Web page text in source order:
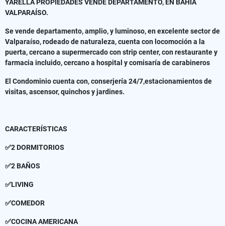
YARELLA PROPIEDADES VENDE DEPARTAMENTO, EN BAHIA
VALPARAÍSO.
Se vende departamento, amplio, y luminoso, en excelente sector de
Valparaíso, rodeado de naturaleza, cuenta con locomoción a la
puerta, cercano a supermercado con strip center, con restaurante y
farmacia incluido, cercano a hospital y comisaría de carabineros
El Condominio cuenta con, conserjería 24/7,estacionamientos de
visitas, ascensor, quinchos y jardines.
CARACTERÍSTICAS
✅2 DORMITORIOS
✅2 BAÑOS
✅LIVING
✅COMEDOR
✅COCINA AMERICANA